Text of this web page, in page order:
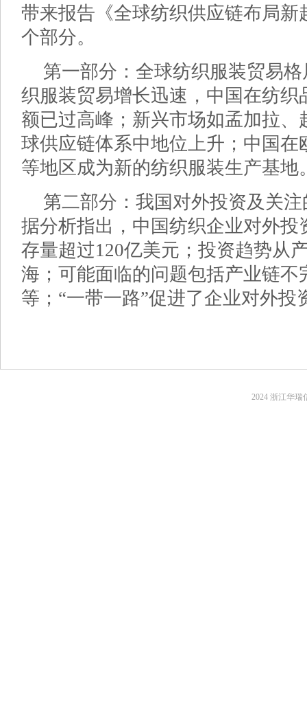
带来报告《全球纺织供应链布局
个部分。
第一部分：全球纺织服装贸易
织服装贸易增长迅速，中国在纺
额已过高峰；新兴市场如孟加拉
球供应链体系中地位上升；中国
等地区成为新的纺织服装生产基地
第二部分：我国对外投资及关
据分析指出，中国纺织企业对外
存量超过120亿美元；投资趋势从
海；可能面临的问题包括产业链
等；“一带一路”促进了企业对外
2024 浙江华瑞